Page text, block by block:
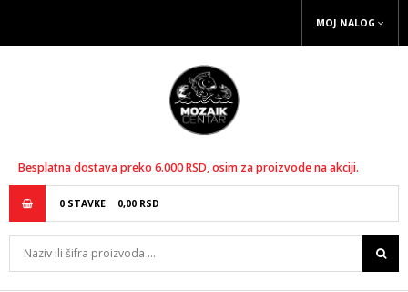
MOJ NALOG
Besplatna dostava preko 6.000 RSD, osim za proizvode na akciji.
0 STAVKE 0,00 RSD